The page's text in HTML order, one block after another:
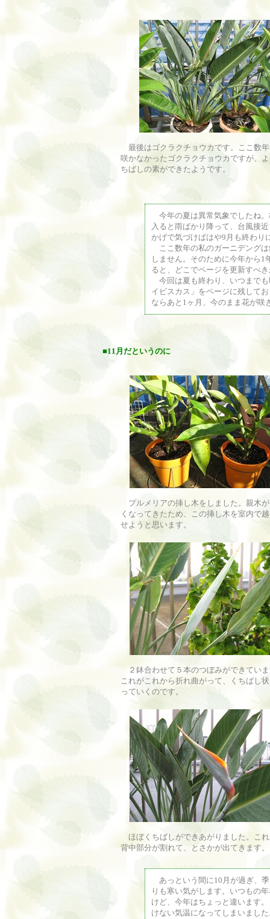
最後はゴクラクチョウカです。ここ数
咲かなかったゴクラクチョウカですが、
ちばしの素ができたようです。
今年の夏は異常気象でしたね
入ると雨ばかり降って、台風接
かげで気づけばはや9月も終わり
ここ数年の私のガーニデング
しません。そのために今年から
ると、どこでページを更新すべ
今回は夏も終わり、いつまで
イビスカス」をページに残して
ならあと1ヶ月、今のまま花が咲
■11月だというのに
プルメリアの挿し木をしました。親木
くなってきたため、この挿し木を室内で
せようと思います。
２鉢合わせて５本のつぼみができてい
これがこれから折れ曲がって、くちばし
っていくのです。
ほぼくちばしができあがりました。こ
背中部分が割れて、とさかが出てきます。
あっという間に10月が過ぎ、
りも寒い気がします。いつもの
けど、今年はちょっと違います
けない気温になってしまいまし